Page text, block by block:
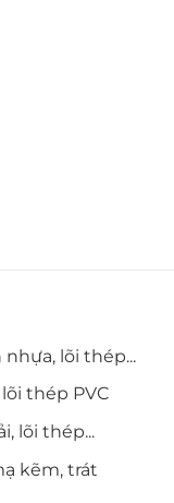
lõi thép...
thép PVC
lõi thép...
kẽm, trát